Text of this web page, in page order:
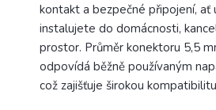
kontakt a bezpečné připojení, ať
instalujete do domácnosti,
prostor. Průměr konektoru 5,5
odpovídá běžně používaným
což zajišťuje širokou